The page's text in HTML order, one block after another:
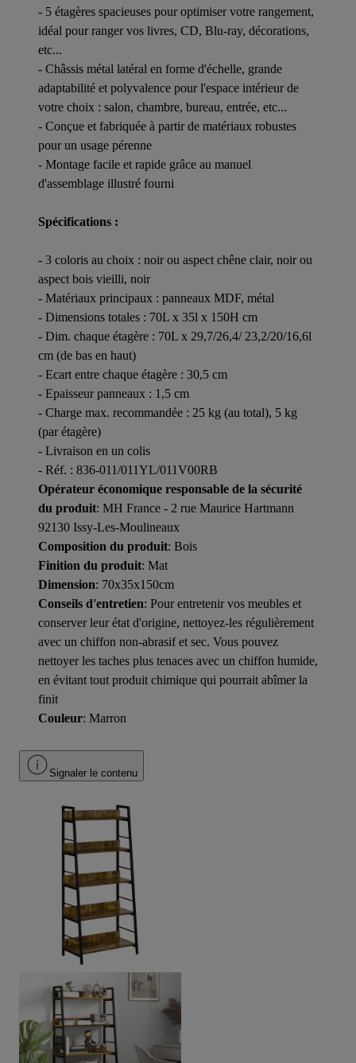
- 5 étagères spacieuses pour optimiser votre rangement,
idéal pour ranger vos livres, CD, Blu-ray, décorations,
etc...
- Châssis métal latéral en forme d'échelle, grande
adaptabilité et polyvalence pour l'espace intérieur de
votre choix : salon, chambre, bureau, entrée, etc...
- Conçue et fabriquée à partir de matériaux robustes
pour un usage pérenne
- Montage facile et rapide grâce au manuel
d'assemblage illustré fourni
Spécifications :
- 3 coloris au choix : noir ou aspect chêne clair, noir ou
aspect bois vieilli, noir
- Matériaux principaux : panneaux MDF, métal
- Dimensions totales : 70L x 35l x 150H cm
- Dim. chaque étagère : 70L x 29,7/26,4/ 23,2/20/16,6l
cm (de bas en haut)
- Ecart entre chaque étagère : 30,5 cm
- Epaisseur panneaux : 1,5 cm
- Charge max. recommandée : 25 kg (au total), 5 kg
(par étagère)
- Livraison en un colis
- Réf. : 836-011/011YL/011V00RB
Opérateur économique responsable de la sécurité
du produit: MH France - 2 rue Maurice Hartmann
92130 Issy-Les-Moulineaux
Composition du produit: Bois
Finition du produit: Mat
Dimension: 70x35x150cm
Conseils d'entretien: Pour entretenir vos meubles et
conserver leur état d'origine, nettoyez-les régulièrement
avec un chiffon non-abrasif et sec. Vous pouvez
nettoyer les taches plus tenaces avec un chiffon humide,
en évitant tout produit chimique qui pourrait abîmer la
finit
Couleur: Marron
Signaler le contenu